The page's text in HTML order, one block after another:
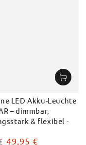
LED Akku-Leuchte
– dimmbar,
& flexibel -
49,95 €